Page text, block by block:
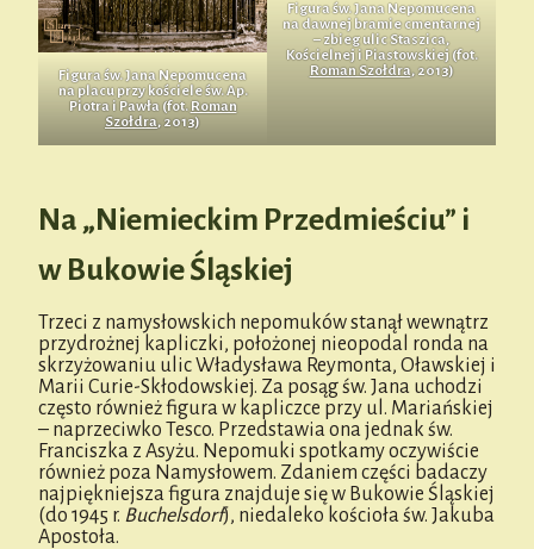
Figura św. Jana Nepomucena
na placu przy kościele św. Ap.
Piotra i Pawła (fot. Roman
Szołdra, 2013)
Figura św. Jana Nepomucena
na dawnej bramie cmentarnej
– zbieg ulic Staszica,
Kościelnej i Piastowskiej (fot.
Roman Szołdra, 2013)
Na „Niemieckim Przedmieściu” i
w Bukowie Śląskiej
Trzeci z namysłowskich nepomuków stanął wewnątrz
przydrożnej kapliczki, położonej nieopodal ronda na
skrzyżowaniu ulic Władysława Reymonta, Oławskiej i
Marii Curie-Skłodowskiej. Za posąg św. Jana uchodzi
często również figura w kapliczce przy ul. Mariańskiej
– naprzeciwko Tesco. Przedstawia ona jednak św.
Franciszka z Asyżu. Nepomuki spotkamy oczywiście
również poza Namysłowem. Zdaniem części badaczy
najpiękniejsza figura znajduje się w Bukowie Śląskiej
(do 1945 r. Buchelsdorf), niedaleko kościoła św. Jakuba
Apostoła.